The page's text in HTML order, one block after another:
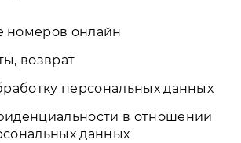
номеров онлайн
возврат
персональных данных
в отношении
данных